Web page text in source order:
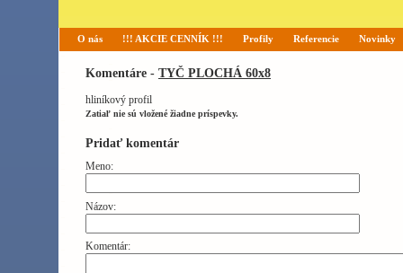
O nás !!! AKCIE CENNÍK !!! Profily Referencie Novinky
Komentáre - TYČ PLOCHÁ 60x8
hliníkový profil
Zatiaľ nie sú vložené žiadne príspevky.
Pridať komentár
Meno:
Názov:
Komentár: